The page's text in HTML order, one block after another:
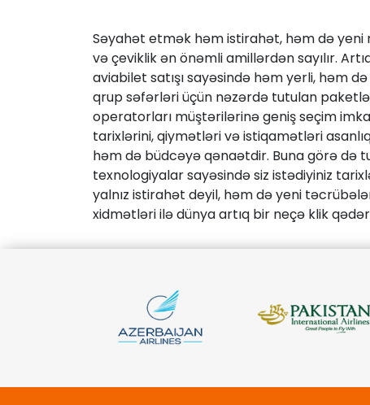
Səyahət etmək həm istirahət, həm də yeni
və çeviklik ən önəmli amillərdən sayılır.
aviabilet satışı sayəsində həm yerli, həm
qrup səfərləri üçün nəzərdə tutulan
operatorları müştərilərinə geniş seçim
tarixlərini, qiymətləri və istiqamətləri
həm də büdcəyə qənaətdir. Buna görə də
texnologiyalar sayəsində siz istədiyiniz
yalnız istirahət deyil, həm də yeni
xidmətləri ilə dünya artıq bir neçə klik qədər